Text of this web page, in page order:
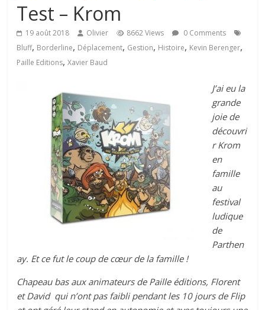
Test – Krom
19 août 2018 Olivier 8662 Views
0 Comments
Bluff, Borderline, Déplacement, Gestion, Histoire, Kevin Berenger,
Paille Editions,Xavier Baud
J’ai eu la
grande
joie de
découvri
r Krom
en
famille
au
festival
ludique
de
Parthen
ay. Et ce fut le coup de cœur de la famille !
Chapeau bas aux animateurs de Paille éditions, Florent
et David qui n’ont pas faibli pendant les 10 jours de Flip